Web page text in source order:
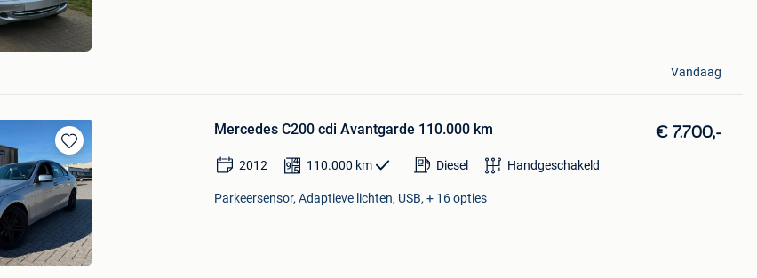
Vandaag
Bewaren
in
Mijn
Favorieten
Mercedes C200 cdi Avantgarde 110.000 km € 7.700,-
2012 110.000 km Diesel Handgeschakeld
Parkeersensor, Adaptieve lichten, USB, + 16 opties